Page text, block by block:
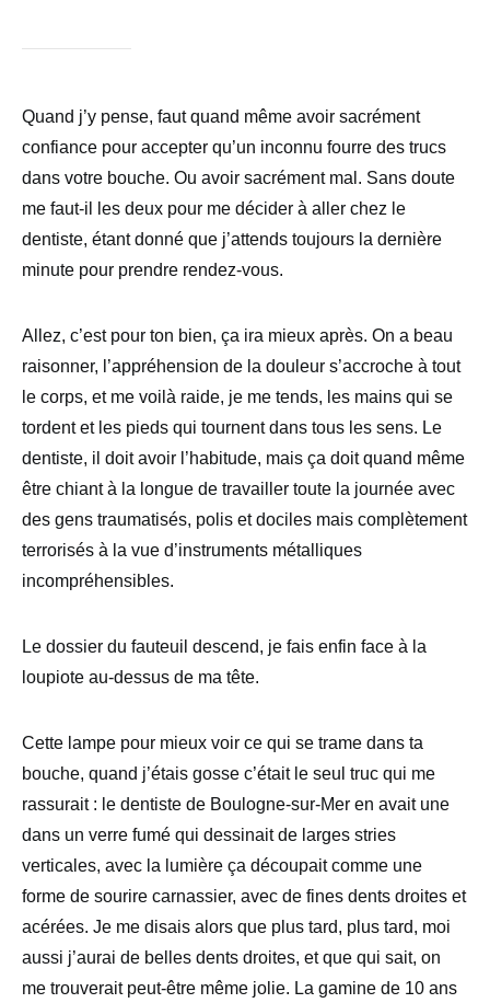
Quand j’y pense, faut quand même avoir sacrément
confiance pour accepter qu’un inconnu fourre des trucs
dans votre bouche. Ou avoir sacrément mal. Sans doute
me faut-il les deux pour me décider à aller chez le
dentiste, étant donné que j’attends toujours la dernière
minute pour prendre rendez-vous.
Allez, c’est pour ton bien, ça ira mieux après. On a beau
raisonner, l’appréhension de la douleur s’accroche à tout
le corps, et me voilà raide, je me tends, les mains qui se
tordent et les pieds qui tournent dans tous les sens. Le
dentiste, il doit avoir l’habitude, mais ça doit quand même
être chiant à la longue de travailler toute la journée avec
des gens traumatisés, polis et dociles mais complètement
terrorisés à la vue d’instruments métalliques
incompréhensibles.
Le dossier du fauteuil descend, je fais enfin face à la
loupiote au-dessus de ma tête.
Cette lampe pour mieux voir ce qui se trame dans ta
bouche, quand j’étais gosse c’était le seul truc qui me
rassurait : le dentiste de Boulogne-sur-Mer en avait une
dans un verre fumé qui dessinait de larges stries
verticales, avec la lumière ça découpait comme une
forme de sourire carnassier, avec de fines dents droites et
acérées. Je me disais alors que plus tard, plus tard, moi
aussi j’aurai de belles dents droites, et que qui sait, on
me trouverait peut-être même jolie. La gamine de 10 ans